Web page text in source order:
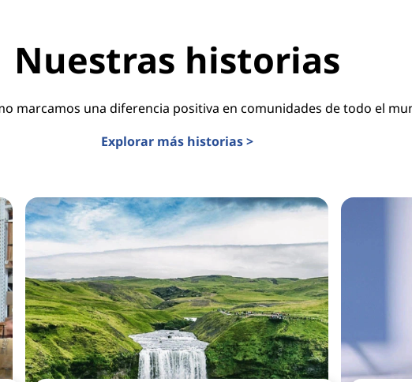
Nuestras historias
marcamos una diferencia positiva en comunidades de todo el
Explorar más historias >